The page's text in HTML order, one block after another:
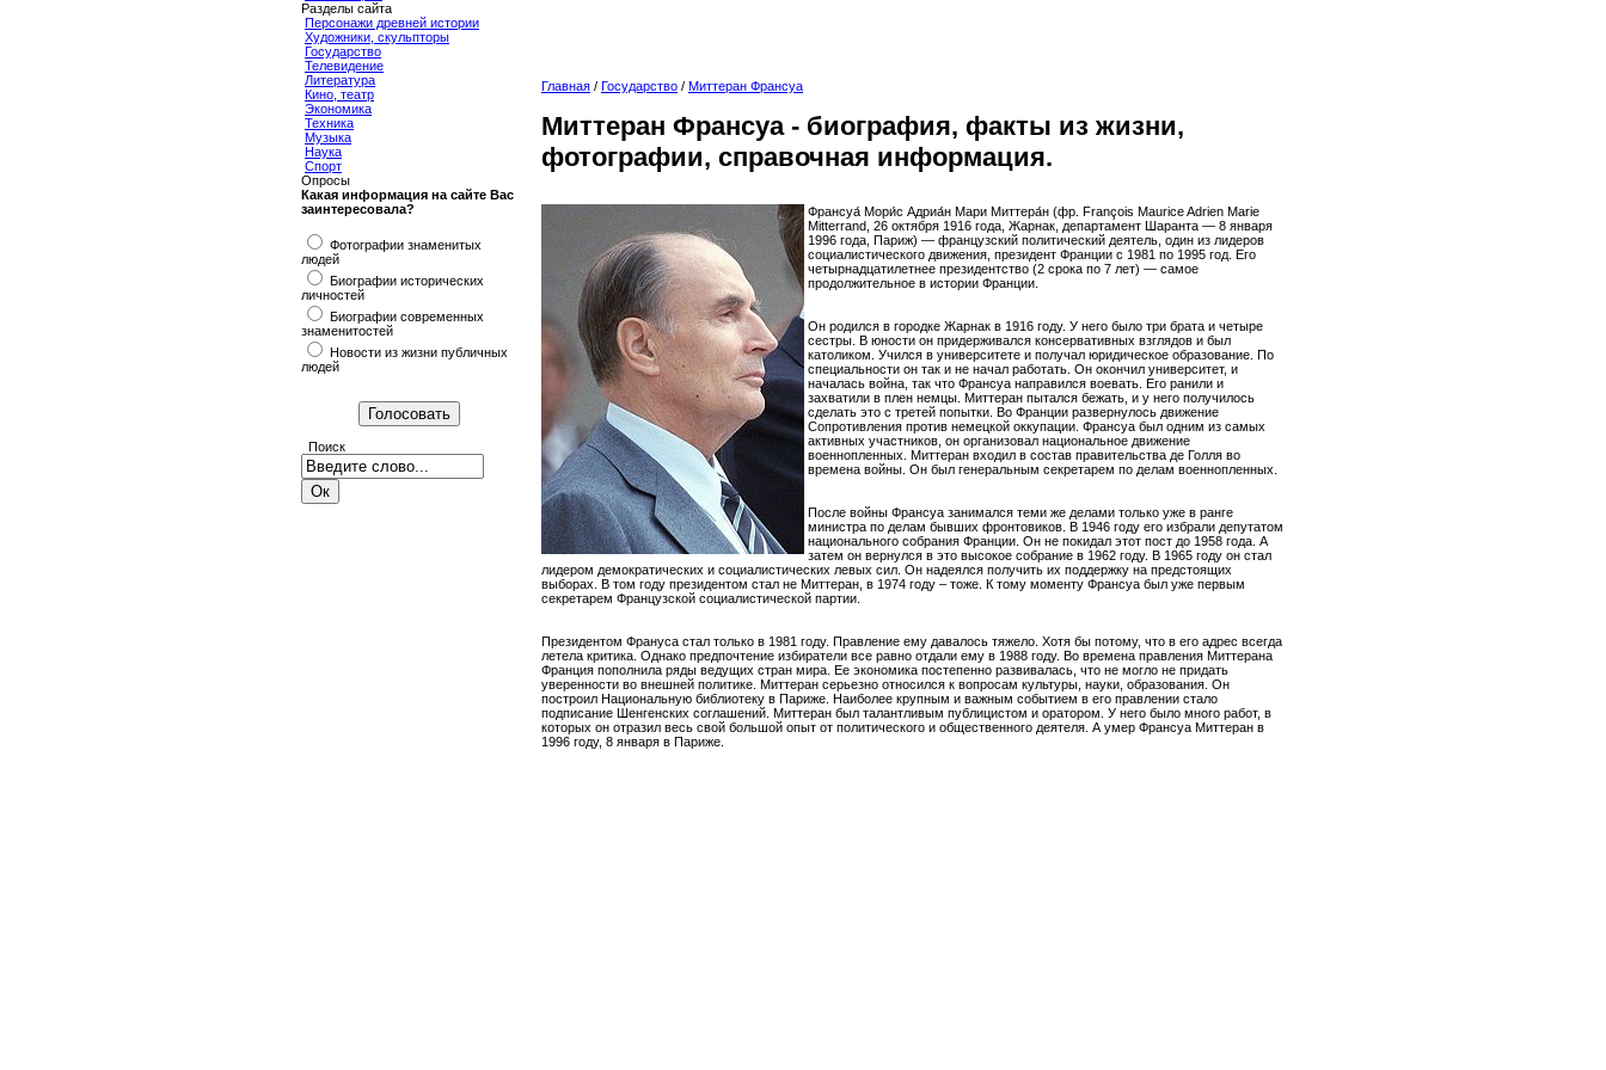
Разделы сайта
Персонажи древней истории
Художники, скульпторы
Государство
Телевидение
Литература
Кино, театр
Экономика
Техника
Музыка
Наука
Спорт
Опросы
Какая информация на сайте Вас
заинтересовала?
Фотографии знаменитых
людей
Биографии исторических
личностей
Биографии современных
знаменитостей
Новости из жизни публичных
людей
Поиск
Главная / Государство / Миттеран Франсуа
Миттеран Франсуа - биография, факты из жизни,
фотографии, справочная информация.
Франсуа́ Мори́с Адриа́н Мари Миттера́н (фр. François Maurice Adrien Marie
Mitterrand, 26 октября 1916 года, Жарнак, департамент Шаранта — 8 января
1996 года, Париж) — французский политический деятель, один из лидеров
социалистического движения, президент Франции с 1981 по 1995 год. Его
четырнадцатилетнее президентство (2 срока по 7 лет) — самое
продолжительное в истории Франции.
Он родился в городке Жарнак в 1916 году. У него было три брата и четыре
сестры. В юности он придерживался консервативных взглядов и был
католиком. Учился в университете и получал юридическое образование. По
специальности он так и не начал работать. Он окончил университет, и
началась война, так что Франсуа направился воевать. Его ранили и
захватили в плен немцы. Миттеран пытался бежать, и у него получилось
сделать это с третей попытки. Во Франции развернулось движение
Сопротивления против немецкой оккупации. Франсуа был одним из самых
активных участников, он организовал национальное движение
военнопленных. Миттеран входил в состав правительства де Голля во
времена войны. Он был генеральным секретарем по делам военнопленных.
После войны Франсуа занимался теми же делами только уже в ранге
министра по делам бывших фронтовиков. В 1946 году его избрали депутатом
национального собрания Франции. Он не покидал этот пост до 1958 года. А
затем он вернулся в это высокое собрание в 1962 году. В 1965 году он стал
лидером демократических и социалистических левых сил. Он надеялся получить их поддержку на предстоящих
выборах. В том году президентом стал не Миттеран, в 1974 году – тоже. К тому моменту Франсуа был уже первым
секретарем Французской социалистической партии.
Президентом Франуса стал только в 1981 году. Правление ему давалось тяжело. Хотя бы потому, что в его адрес всегда
летела критика. Однако предпочтение избиратели все равно отдали ему в 1988 году. Во времена правления Миттерана
Франция пополнила ряды ведущих стран мира. Ее экономика постепенно развивалась, что не могло не придать
уверенности во внешней политике. Миттеран серьезно относился к вопросам культуры, науки, образования. Он
построил Национальную библиотеку в Париже. Наиболее крупным и важным событием в его правлении стало
подписание Шенгенских соглашений. Миттеран был талантливым публицистом и оратором. У него было много работ, в
которых он отразил весь свой большой опыт от политического и общественного деятеля. А умер Франсуа Миттеран в
1996 году, 8 января в Париже.